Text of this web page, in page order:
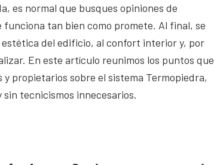
es normal que busques opiniones de
tan bien como promete. Al final, se
del edificio, al confort interior y, por
En este artículo reunimos los puntos que
propietarios sobre el sistema Termopiedra,
tecnicismos innecesarios.